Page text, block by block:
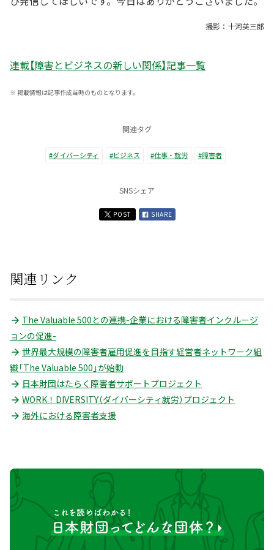
撮影：十河英三郎
連載【障害とビジネスの新しい関係】記事一覧
※ 掲載情報は記事作成当時のものとなります。
関連タグ
#ダイバーシティ #ビジネス #仕事・就労 #障害者
SNSシェア
POST SHARE
関連リンク
The Valuable 500との連携-企業における障害者インクルージ
ョンの促進-
世界最大規模の障害者雇用促進を目指す経営者ネットワーク組
織「The Valuable 500」が始動
日本財団はたらく障害者サポートプロジェクト
WORK！DIVERSITY（ダイバーシティ就労）プロジェクト
海外における障害者支援